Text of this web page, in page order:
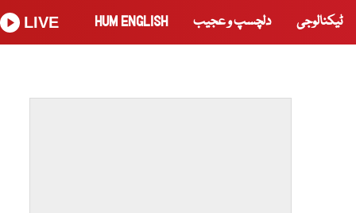
ٹیکنالوجی دلچسپ و عجیب HUM ENGLISH
LIVE